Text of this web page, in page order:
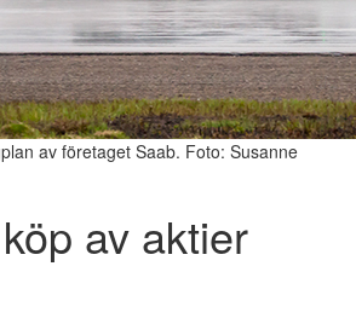
av företaget Saab. Foto: Susanne
av aktier